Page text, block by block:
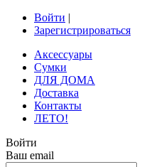
Войти |
Зарегистрироваться
Аксессуары
Сумки
ДЛЯ ДОМА
Доставка
Контакты
ЛЕТО!
Войти
Ваш email